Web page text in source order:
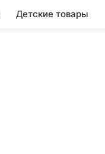
Детские товары